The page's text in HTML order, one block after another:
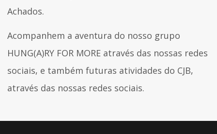
Achados.
Acompanhem a aventura do nosso grupo
HUNG(A)RY FOR MORE através das nossas redes
sociais, e também futuras atividades do CJB,
através das nossas redes sociais.